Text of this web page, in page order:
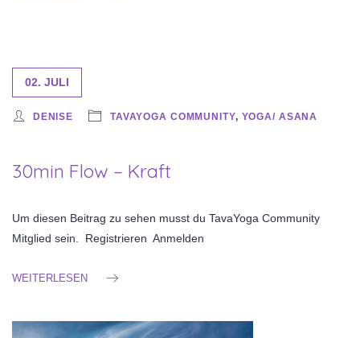
02. JULI
DENISE TAVAYOGA COMMUNITY, YOGA/ ASANA
30min Flow – Kraft
Um diesen Beitrag zu sehen musst du TavaYoga Community
Mitglied sein. Registrieren Anmelden
WEITERLESEN